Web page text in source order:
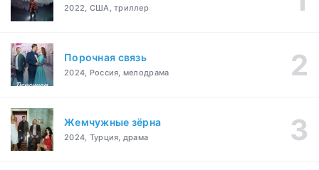
2022, США, триллер
Порочная связь
2024, Россия, мелодрама
Жемчужные зёрна
2024, Турция, драма